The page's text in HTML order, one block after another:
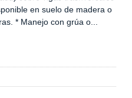
en suelo de madera o
* Manejo con grúa o...